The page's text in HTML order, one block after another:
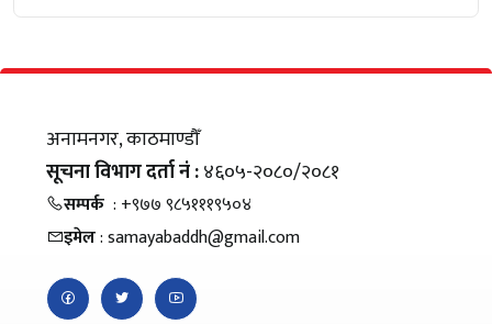
अनामनगर, काठमाण्डौँ
सूचना विभाग दर्ता नं :४६०५-२०८०/२०८१
सम्पर्क : +९७७ ९८५१११९५०४
इमेल: samayabaddh@gmail.com